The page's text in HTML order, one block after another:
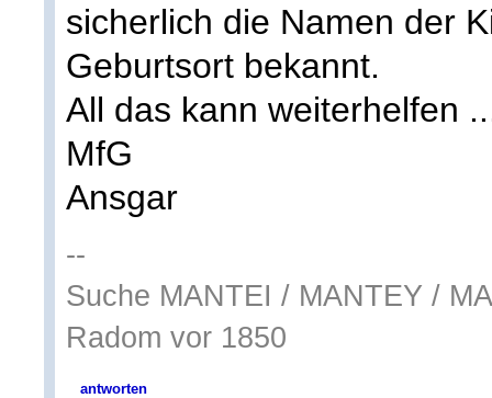
sicherlich die Namen der
Geburtsort bekannt.
All das kann weiterhelfen
MfG
Ansgar
--
Suche MANTEI / MANTEY /
Radom vor 1850
antworten